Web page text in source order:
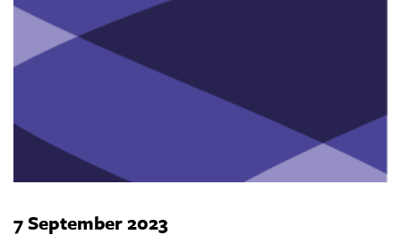
7 September 2023